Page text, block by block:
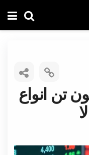
از ۲ میلیون تن انواع